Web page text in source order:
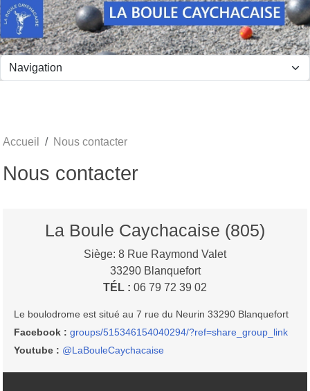
Accueil Nous contacter
Nous contacter
La Boule Caychacaise (805)
Siège: 8 Rue Raymond Valet
33290 Blanquefort
TÉL : 06 79 72 39 02
Le boulodrome est situé au 7 rue du Neurin 33290 Blanquefort
Facebook : groups/515346154040294/?ref=share_group_link
Youtube : @LaBouleCaychacaise
Panneau de gestion des cookies